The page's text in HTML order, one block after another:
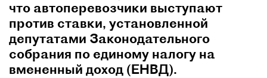
что автоперевозчики выступают
против ставки, установленной
депутатами Законодательного
собрания по единому налогу на
вмененный доход (ЕНВД).